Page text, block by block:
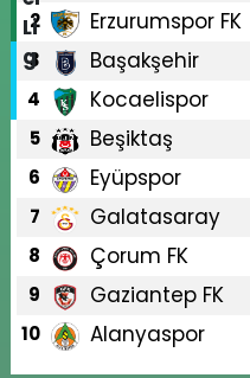
2 Erzurumspor FK
3 Başakşehir
4 Kocaelispor
5 Beşiktaş
6 Eyüpspor
7 Galatasaray
8 Çorum FK
9 Gaziantep FK
10 Alanyaspor